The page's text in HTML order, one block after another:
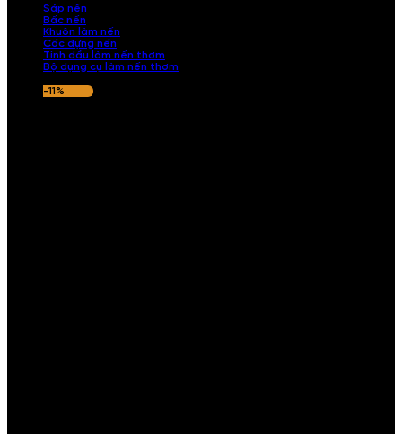
Sáp nến
Bấc nến
Khuôn làm nến
Cốc đựng nến
Tinh dầu làm nến thơm
Bộ dụng cụ làm nến thơm
-11%